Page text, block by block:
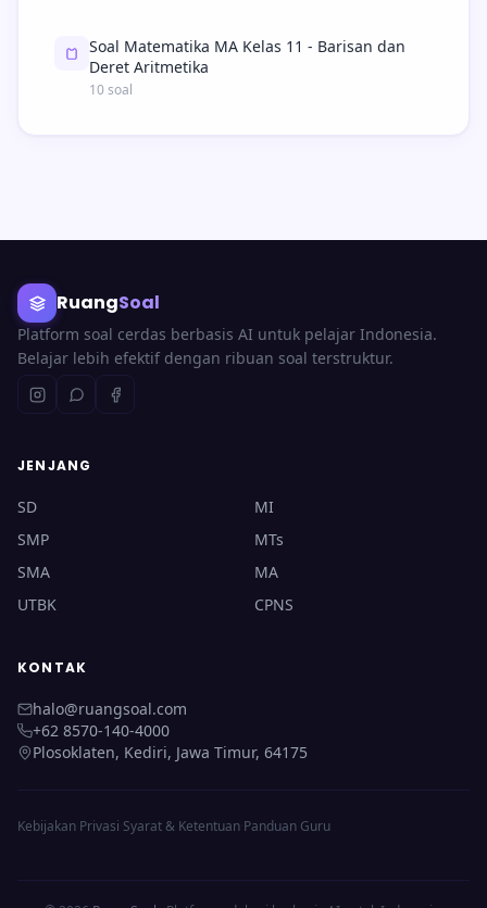
Soal Matematika MA Kelas 11 - Barisan dan
Deret Aritmetika
10 soal
RuangSoal
Platform soal cerdas berbasis AI untuk pelajar Indonesia.
Belajar lebih efektif dengan ribuan soal terstruktur.
JENJANG
SD
MI
SMP
MTs
SMA
MA
UTBK
CPNS
KONTAK
halo@ruangsoal.com
+62 8570-140-4000
Plosoklaten, Kediri, Jawa Timur, 64175
Kebijakan Privasi Syarat & Ketentuan Panduan Guru